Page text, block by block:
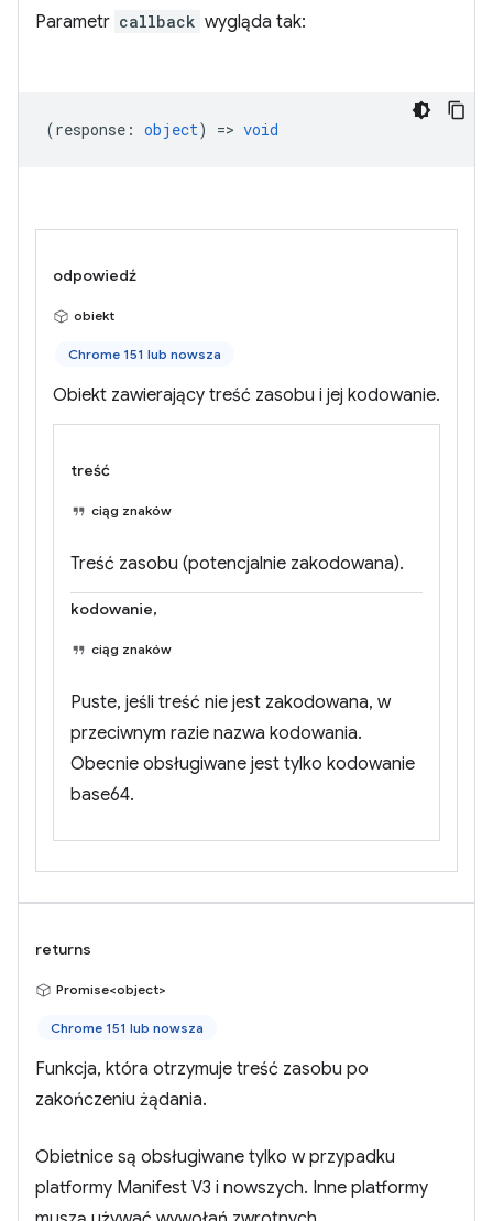
Parametr callback wygląda tak:
(response : object) => void
odpowiedź
obiekt
Chrome 151 lub nowsza
Obiekt zawierający treść zasobu i jej kodowanie.
treść
ciąg znaków
Treść zasobu (potencjalnie zakodowana).
kodowanie,
ciąg znaków
Puste, jeśli treść nie jest zakodowana, w
przeciwnym razie nazwa kodowania.
Obecnie obsługiwane jest tylko kodowanie
base64.
returns
Promise<object>
Chrome 151 lub nowsza
Funkcja, która otrzymuje treść zasobu po
zakończeniu żądania.
Obietnice są obsługiwane tylko w przypadku
platformy Manifest V3 i nowszych. Inne platformy